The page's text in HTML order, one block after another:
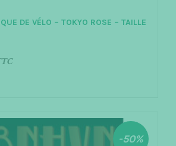
DE VÉLO – TOKYO ROSE – TAILLE
-50%